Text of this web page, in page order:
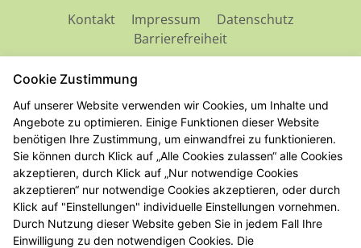
Kontakt Impressum
Datenschutz
Barrierefreiheit
2026 © Stadt-Apotheke
Cookie Zustimmung
Auf unserer Website verwenden wir Cookies, um Inhalte und
Angebote zu optimieren. Einige Funktionen dieser Website
benötigen Ihre Zustimmung, um einwandfrei zu funktionieren.
Sie können durch Klick auf „Alle Cookies zulassen“ alle Cookies
akzeptieren, durch Klick auf „Nur notwendige Cookies
akzeptieren“ nur notwendige Cookies akzeptieren, oder durch
Klick auf "Einstellungen" individuelle Einstellungen vornehmen.
Durch Nutzung dieser Website geben Sie in jedem Fall Ihre
Einwilligung zu den notwendigen Cookies. Die